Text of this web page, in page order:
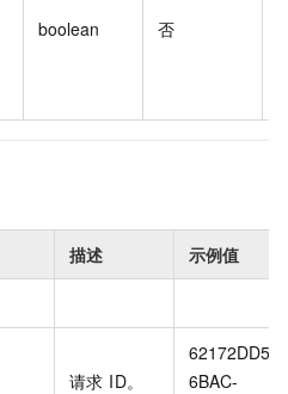
boolean 否
描述 示例值
请求 ID。
62172DD5-
6BAC-